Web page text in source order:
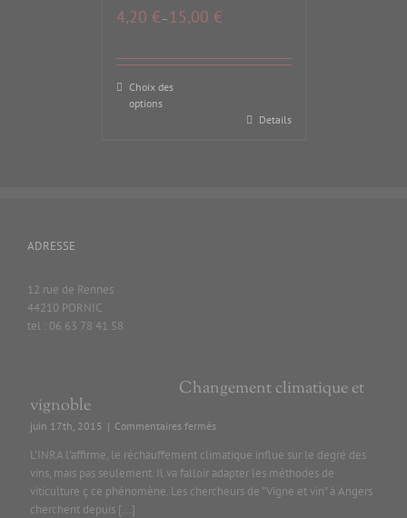
4,20 €–15,00 €
Choix des
options
Details
ADRESSE
12 rue de Rennes
44210 PORNIC
tel : 06 63 78 41 58
Changement climatique et
vignoble
juin 17th, 2015 | Commentaires fermés
climatique
et
vignoble
L'INRA l'affirme, le réchauffement climatique influe sur le degré des
vins, mais pas seulement. Il va falloir adapter les méthodes de
viticulture ç ce phénomène. Les chercheurs de "Vigne et vin" à Angers
cherchent depuis [...]